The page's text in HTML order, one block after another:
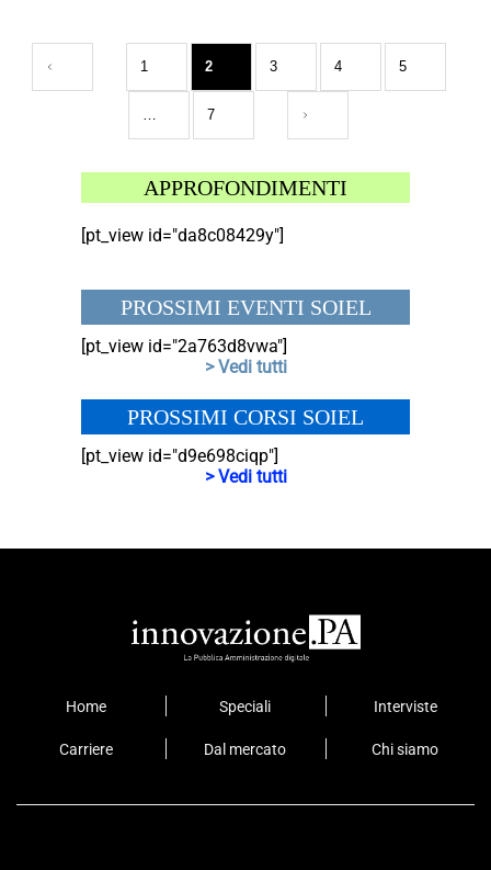
1 2 3 4 5
7
APPROFONDIMENTI
[pt_view id="da8c08429y"]
PROSSIMI EVENTI SOIEL
[pt_view id="2a763d8vwa"]
> Vedi tutti
PROSSIMI CORSI SOIEL
[pt_view id="d9e698ciqp"]
> Vedi tutti
Home Speciali Interviste
Carriere Dal mercato Chi siamo